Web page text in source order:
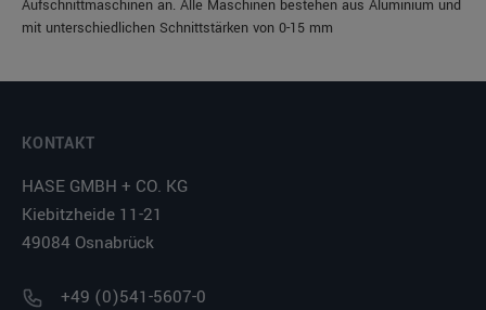
Aufschnittmaschinen an. Alle Maschinen bestehen aus Aluminium und
mit unterschiedlichen Schnittstärken von 0-15 mm
KONTAKT
HASE GMBH + CO. KG
Kiebitzheide 11-21
49084 Osnabrück
+49 (0)541-5607-0